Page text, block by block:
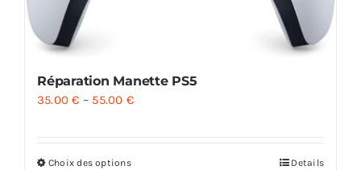
Réparation Manette PS5
35.00€ – 55.00 €
Choix des options Details